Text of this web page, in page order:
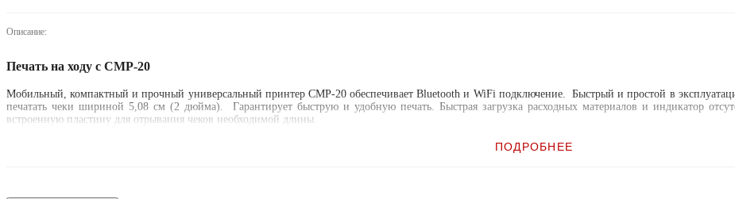
Описание:
Печать на ходу с CMP-20
Мобильный, компактный и прочный универсальный принтер CMP-20 обеспечивает Bluetooth и WiFi подключение. Быстрый и простой в
печатать чеки шириной 5,08 см (2 дюйма). Гарантирует быструю и удобную печать. Быстрая загрузка расходных материалов и индикатор
встроенную пластину для отрывания чеков необходимой длины.
ПОДРОБНЕЕ